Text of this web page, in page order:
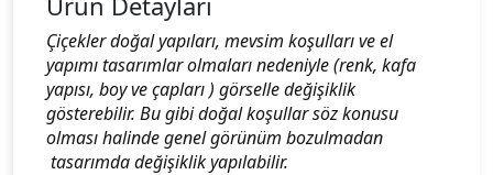
Çiçekler doğal yapıları, mevsim koşulları ve el
yapımı tasarımlar olmaları nedeniyle (renk, kafa
yapısı, boy ve çapları ) görselle değişiklik
gösterebilir. Bu gibi doğal koşullar söz konusu
olması halinde genel görünüm bozulmadan
tasarımda değişiklik yapılabilir.